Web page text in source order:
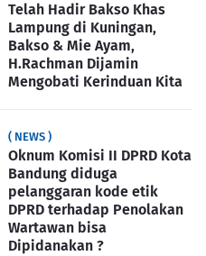
Telah Hadir Bakso Khas
Lampung di Kuningan,
Bakso & Mie Ayam,
H.Rachman Dijamin
Mengobati Kerinduan Kita
( NEWS )
Oknum Komisi II DPRD Kota
Bandung diduga
pelanggaran kode etik
DPRD terhadap Penolakan
Wartawan bisa
Dipidanakan ?